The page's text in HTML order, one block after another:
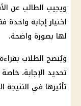
ويجيب الطالب عن
اختيار إجابة
لها بصورة واضحة.
ويُنصح الطلاب
تحديد الإجابة،
تأثيرها في النتيجة